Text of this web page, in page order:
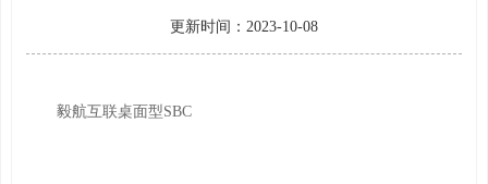
更新时间：2023-10-08
毅航互联桌面型SBC